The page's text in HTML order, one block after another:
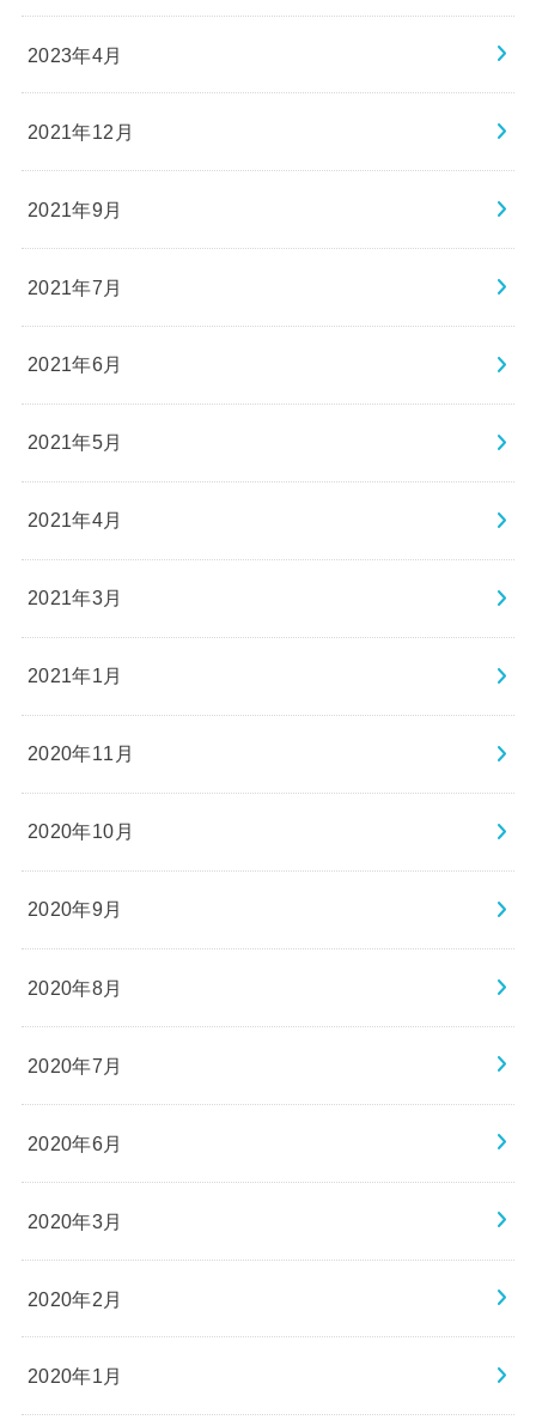
2023年4月
2021年12月
2021年9月
2021年7月
2021年6月
2021年5月
2021年4月
2021年3月
2021年1月
2020年11月
2020年10月
2020年9月
2020年8月
2020年7月
2020年6月
2020年3月
2020年2月
2020年1月